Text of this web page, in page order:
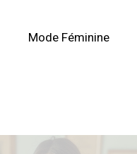
Mode Féminine